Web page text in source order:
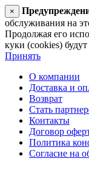
×
обслуживания на
Продолжая его
куки (cookies)
Принять
О компании
Доставка и
Возврат
Стать
Контакты
Договор
Политика
Согласие на